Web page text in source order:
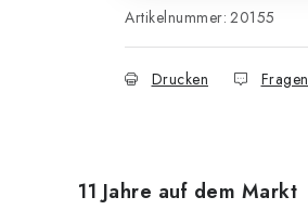
Artikelnummer: 20155
Drucken Fragen
11 Jahre auf dem Markt